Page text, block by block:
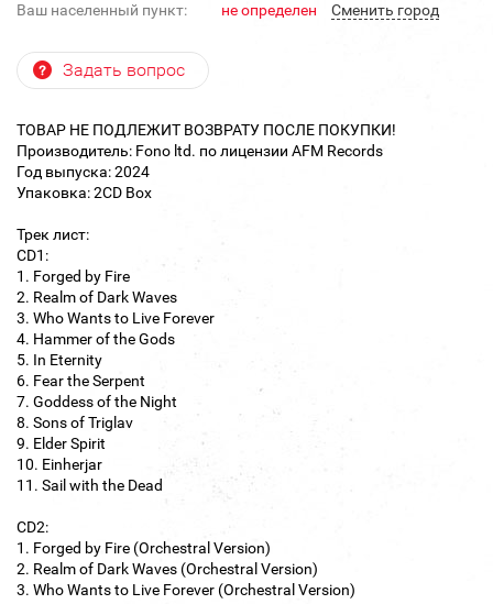
Ваш населенный пункт: не определен Cменить город
Задать вопрос
ТОВАР НЕ ПОДЛЕЖИТ ВОЗВРАТУ ПОСЛЕ ПОКУПКИ!
Производитель: Fono ltd. по лицензии AFM Records
Год выпуска: 2024
Упаковка: 2CD Box
Трек лист:
CD1:
1. Forged by Fire
2. Realm of Dark Waves
3. Who Wants to Live Forever
4. Hammer of the Gods
5. In Eternity
6. Fear the Serpent
7. Goddess of the Night
8. Sons of Triglav
9. Elder Spirit
10. Einherjar
11. Sail with the Dead
CD2:
1. Forged by Fire (Orchestral Version)
2. Realm of Dark Waves (Orchestral Version)
3. Who Wants to Live Forever (Orchestral Version)